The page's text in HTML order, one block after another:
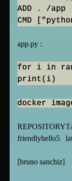
ADD . /app
CMD
app.py :
for i in
print(i)
docker
REPOSITORY
friendlyhello5
[bruno sanchiz]